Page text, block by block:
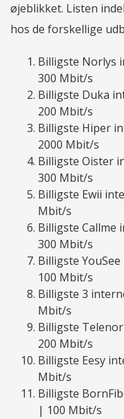
øjeblikket. Listen
hos de forskellige
Billigste Norlys
300 Mbit/s
Billigste Duka
200 Mbit/s
Billigste Hiper
2000 Mbit/s
Billigste Oister
300 Mbit/s
Billigste Ewii
Mbit/s
Billigste Callme
300 Mbit/s
Billigste
100 Mbit/s
Billigste 3
Mbit/s
Billigste
200 Mbit/s
Billigste Eesy
Mbit/s
Billigste
| 100 Mbit/s